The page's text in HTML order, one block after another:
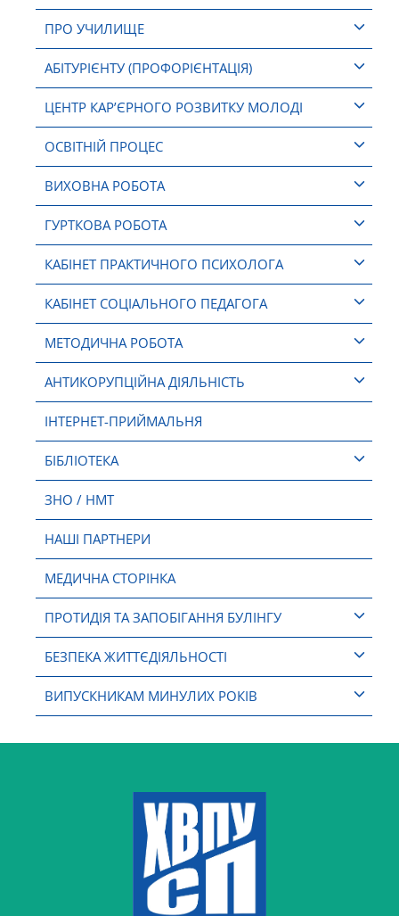
ПРО УЧИЛИЩЕ
АБІТУРІЄНТУ (ПРОФОРІЄНТАЦІЯ)
ЦЕНТР КАР’ЄРНОГО РОЗВИТКУ МОЛОДІ
ОСВІТНІЙ ПРОЦЕС
ВИХОВНА РОБОТА
ГУРТКОВА РОБОТА
КАБІНЕТ ПРАКТИЧНОГО ПСИХОЛОГА
КАБІНЕТ СОЦІАЛЬНОГО ПЕДАГОГА
МЕТОДИЧНА РОБОТА
АНТИКОРУПЦІЙНА ДІЯЛЬНІСТЬ
ІНТЕРНЕТ-ПРИЙМАЛЬНЯ
БІБЛІОТЕКА
ЗНО / НМТ
НАШІ ПАРТНЕРИ
МЕДИЧНА СТОРІНКА
ПРОТИДІЯ ТА ЗАПОБІГАННЯ БУЛІНГУ
БЕЗПЕКА ЖИТТЄДІЯЛЬНОСТІ
ВИПУСКНИКАМ МИНУЛИХ РОКІВ